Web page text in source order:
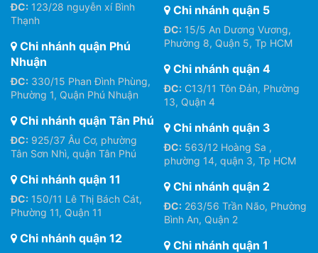
ĐC: 123/28 nguyễn xí Bình
Thạnh
Chi nhánh quận Phú
Nhuận
ĐC: 330/15 Phan Đình Phùng,
Phường 1, Quận Phú Nhuận
Chi nhánh quận Tân Phú
ĐC: 925/37 Âu Cơ, phường
Tân Sơn Nhì, quận Tân Phú
Chi nhánh quận 11
ĐC: 150/11 Lê Thị Bách Cát,
Phường 11, Quận 11
Chi nhánh quận 12
Chi nhánh quận 5
ĐC: 15/5 An Dương Vương,
Phường 8, Quận 5, Tp HCM
Chi nhánh quận 4
ĐC: C13/11 Tôn Đản, Phường
13, Quận 4
Chi nhánh quận 3
ĐC: 563/12 Hoàng Sa ,
phường 14, quận 3, Tp HCM
Chi nhánh quận 2
ĐC: 263/56 Trần Não, Phường
Bình An, Quận 2
Chi nhánh quận 1